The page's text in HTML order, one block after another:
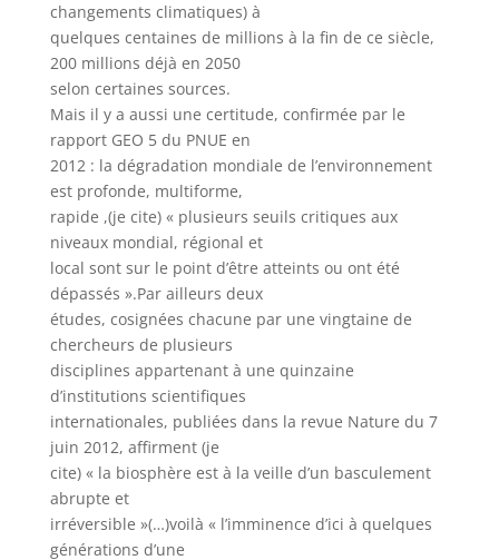
changements climatiques) à
quelques centaines de millions à la fin de ce siècle,
200 millions déjà en 2050
selon certaines sources.
Mais il y a aussi une certitude, confirmée par le
rapport GEO 5 du PNUE en
2012 : la dégradation mondiale de l’environnement
est profonde, multiforme,
rapide ,(je cite) « plusieurs seuils critiques aux
niveaux mondial, régional et
local sont sur le point d’être atteints ou ont été
dépassés ».Par ailleurs deux
études, cosignées chacune par une vingtaine de
chercheurs de plusieurs
disciplines appartenant à une quinzaine
d’institutions scientifiques
internationales, publiées dans la revue Nature du 7
juin 2012, affirment (je
cite) « la biosphère est à la veille d’un basculement
abrupte et
irréversible »(…)voilà « l’imminence d’ici à quelques
générations d’une